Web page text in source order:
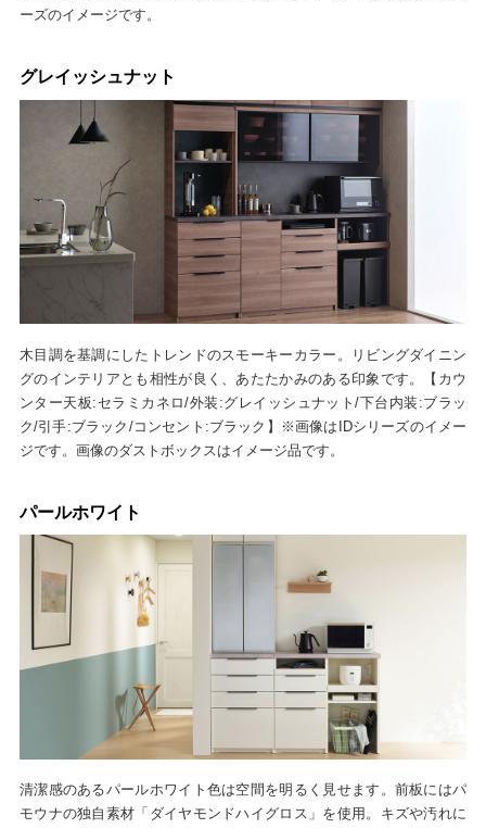
ーズのイメージです。
グレイッシュナット
木目調を基調にしたトレンドのスモーキーカラー。リビングダイニン
グのインテリアとも相性が良く、あたたかみのある印象です。【カウ
ンター天板:セラミカネロ/外装:グレイッシュナット/下台内装:ブラッ
ク/引手:ブラック/コンセント:ブラック】※画像はIDシリーズのイメー
ジです。画像のダストボックスはイメージ品です。
パールホワイト
清潔感のあるパールホワイト色は空間を明るく見せます。前板にはパ
モウナの独自素材「ダイヤモンドハイグロス」を使用。キズや汚れに